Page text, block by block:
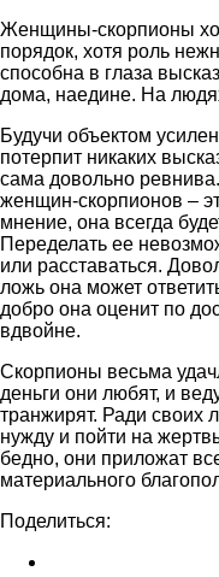
Женщины-скорпионы
порядок, хотя роль
способна в глаза
дома, наедине. На
Будучи объектом
потерпит никаких
сама довольно
женщин-скорпионов –
мнение, она всегда
Переделать ее
или расставаться.
ложь она может
добро она оценит по
вдвойне.
Скорпионы весьма
деньги они любят, и
транжирят. Ради своих
нужду и пойти на
бедно, они приложат
материального
Поделиться: